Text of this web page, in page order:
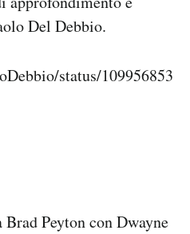
Del Debbio.
status/109956853
Peyton con Dwayne